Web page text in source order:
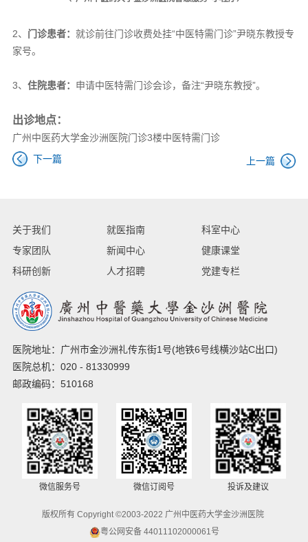
2、 门诊患者： 就诊前往门诊收费处挂“中医特需门诊”尹晓东教授专
家号。
3、 住院患者： 申请中医特需门诊会诊，备注“尹晓东教授”。
出诊地点：
广州中医药大学金沙洲医院门诊3楼中医特需门诊
下一篇
上一篇
关于我们 就医指南
科室中心
专家团队
新闻中心
健康课堂
科研创新
人才招聘 党建专栏
医院地址：广州市金沙洲礼传东街1号(地铁6号线横沙站C出口)
医院总机：020 - 81330999
邮政编码：510168
微信服务号 微信订阅号 投诉及建议
版权所有 Copyright ©2003-2022 广州中医药大学金沙洲医院
粤公网安备 44011102000061号